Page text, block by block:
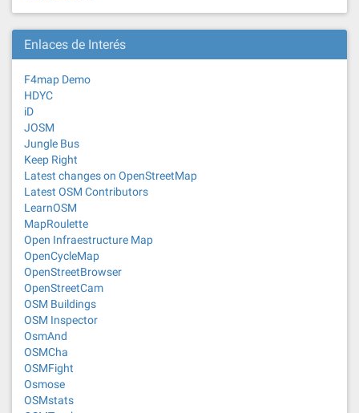
Enlaces de Interés
F4map Demo
HDYC
iD
JOSM
Jungle Bus
Keep Right
Latest changes on OpenStreetMap
Latest OSM Contributors
LearnOSM
MapRoulette
Open Infraestructure Map
OpenCycleMap
OpenStreetBrowser
OpenStreetCam
OSM Buildings
OSM Inspector
OsmAnd
OSMCha
OSMFight
Osmose
OSMstats